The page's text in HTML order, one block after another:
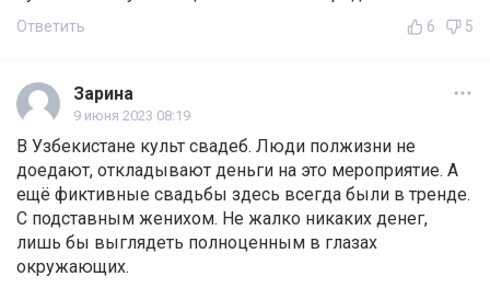
Ответить 6 5
Зарина
9 июня 2023 08:19
В Узбекистане культ свадеб. Люди полжизни не
доедают, откладывают деньги на это мероприятие. А
ещё фиктивные свадьбы здесь всегда были в тренде.
С подставным женихом. Не жалко никаких денег,
лишь бы выглядеть полноценным в глазах
окружающих.